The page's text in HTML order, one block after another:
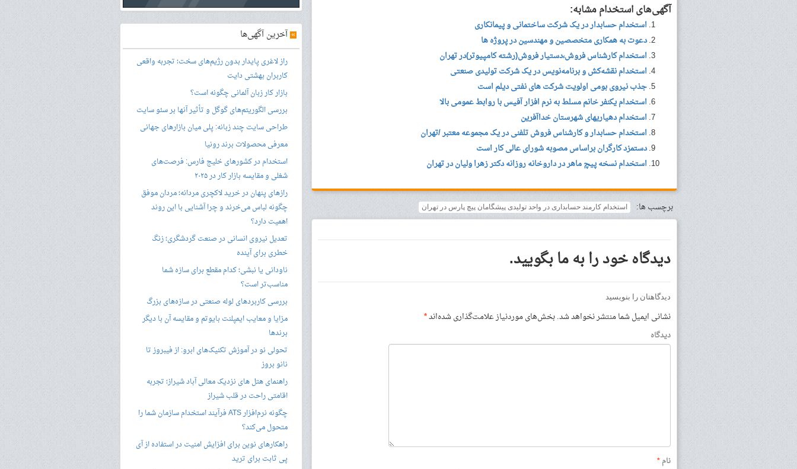
آگهی‌های استخدام مشابه:
استخدام حسابدار در یک شرکت ساختمانی و پیمانکاری
دعوت به همکاری متخصصین و مهندسین در پروژه ها
استخدام کارشناس فروش،دستیار فروش(رشته کامپیوتر)در تهران
استخدام نقشه‌کش و برنامه‌نویس در یک شرکت تولیدی صنعتی
جذب نیروی بومی اولویت شرکت های نفتی دیلم است
استخدام یکنفر خانم مسلط به نرم افزار آفیس با روابط عمومی بالا
استخدام دهیاریهای شهرستان خداآفرین
استخدام حسابدار و کارشناس فروش تلفنی در یک مجموعه معتبر /تهران
دستمزد کارگران براساس مصوبه شورای عالی کار است
استخدام نسخه پیچ ماهر در داروخانه روزانه دکتر زهرا ولیان در تهران
برچسب ها: استخدام کارمند حسابداری در واحد تولیدی پیشگامان پیچ پارس در تهران
دیدگاه خود را به ما بگویید.
دیدگاهتان را بنویسید
نشانی ایمیل شما منتشر نخواهد شد.بخش‌های موردنیاز علامت‌گذاری شده‌اند*
دیدگاه
نام*
»آخرین آگهی‌ها
راز لاغری پایدار بدون رژیم‌های سخت؛ تجربه واقعی
کاربران بهشتی دایت
بازار کار زبان آلمانی چگونه است؟
بررسی الگوریتم‌های گوگل و تأثیر آنها بر سئو سایت
طراحی سایت چند زبانه: پلی میان بازارهای جهانی
معرفی محصولات برند رونیا
استخدام در کشورهای خلیج فارس: فرصت‌های
شغلی و مقایسه بازار کار در ۲۰۲۵
رازهای پنهان در خرید لاکچری مردانه؛ مردان موفق
چگونه لباس می‌خرند و چرا آشنایی با این روند
اهمیت دارد؟
تعدیل نیروی انسانی در صنعت گردشگری؛ زنگ
خطری برای آینده
ناودانی یا نبشی؛ کدام مقطع برای سازه شما
مناسب‌تر است؟
بررسی کاربردهای لوله صنعتی در سازه‌های بزرگ
مزایا و معایب ایمپلنت بایوتم و مقایسه آن با دیگر
برندها
تحولی نو در آموزش تکنیک‌های ابرو: از فیبروز تا
نانو بروز
راهنمای هتل های نزدیک معالی آباد شیراز؛ تجربه
اقامتی راحت در قلب شیراز
چگونه نرم‌افزار ATS فرآیند استخدام سازمان شما را
متحول می‌کند؟
راهکارهای نوین برای افزایش امنیت در استفاده از آی
پی ثابت برای ترید